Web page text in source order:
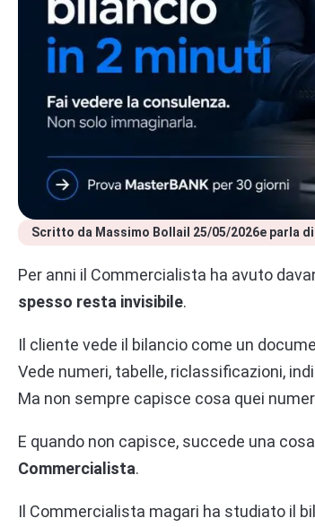
Scritto da Massimo Bollail 25/05/2026e parla
Per anni il Commercialista ha avuto
spesso resta invisibile.
Il cliente vede il bilancio come un
Vede numeri, tabelle, riclassificazioni,
Ma non sempre capisce cosa quei
E quando non capisce, succede una
Commercialista.
Il Commercialista magari ha studiato il